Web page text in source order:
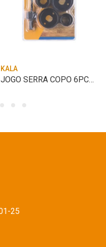
KALA
JOGO SERRA COPO 6PCS – KALA
25